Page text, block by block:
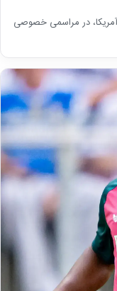
در مراسمی خصوصی